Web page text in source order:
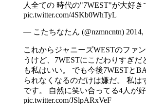
人全ての 時代の"7WEST"が大好き
pic.twitter.com/4SKb0WhTyL
— こたちなたん (@nzmncntn) 2014,
これからジャニーズWESTのファ
うけど、7WESTにこだわりすぎだ
も私はいい。 でも今後7WESTと
られなくなるのだけは嫌だ。 私は
です。 自然に笑い合ってる4人が
pic.twitter.com/JSlpARxVeF